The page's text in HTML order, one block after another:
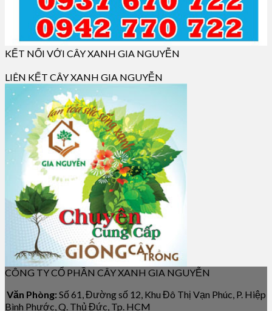
KẾT NỐI VỚI CÂY XANH GIA NGUYỄN
LIÊN KẾT CÂY XANH GIA NGUYỄN
CÔNG TY CỔ PHẦN CÂY XANH GIA NGUYỄN
Văn Phòng: Số 61, Đường số 12, Khu Đô Thị Vạn Phúc, P. Hiệp
Bình Phước, Q. Thủ Đức, Tp. HCM